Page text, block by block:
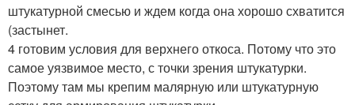
штукатурной смесью и ждем когда она хорошо схватится
(застынет.
4 готовим условия для верхнего откоса. Потому что это
самое уязвимое место, с точки зрения штукатурки.
Поэтому там мы крепим малярную или штукатурную